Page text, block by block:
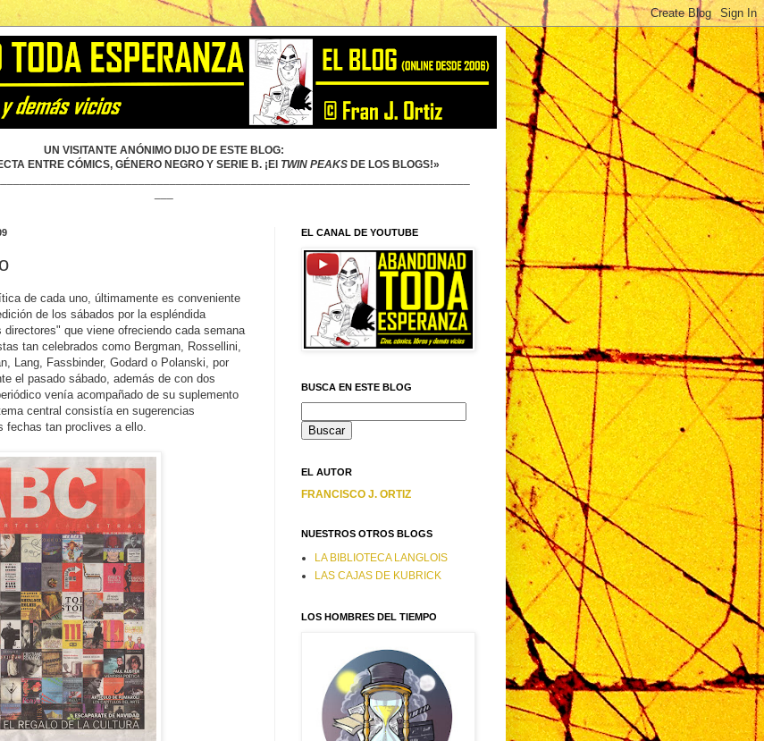
UN VISITANTE ANÓNIMO DIJO DE ESTE BLOG:
ENTRE CÓMICS, GÉNERO NEGRO Y SERIE B. ¡El TWIN PEAKS DE LOS BLOGS!»
de cada uno, últimamente es conveniente
de los sábados por la espléndida
que viene ofreciendo cada semana
tan celebrados como Bergman, Rossellini,
Lang, Fassbinder, Godard o Polanski, por
el pasado sábado, además de con dos
venía acompañado de su suplemento
central consistía en sugerencias
fechas tan proclives a ello.
EL CANAL DE YOUTUBE
BUSCA EN ESTE BLOG
EL AUTOR
FRANCISCO J. ORTIZ
NUESTROS OTROS BLOGS
LA BIBLIOTECA LANGLOIS
LAS CAJAS DE KUBRICK
LOS HOMBRES DEL TIEMPO